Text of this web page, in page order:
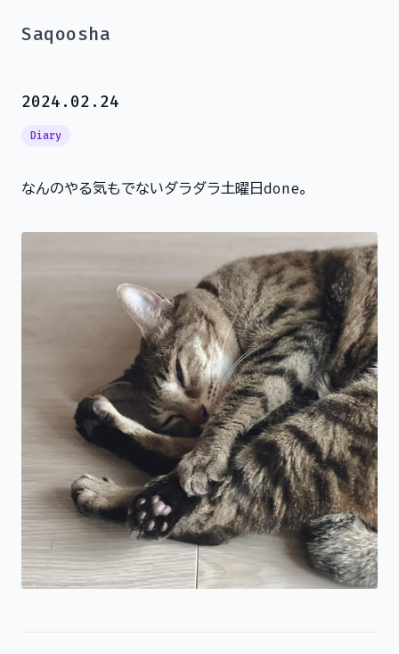
Saqoosha
2024.02.24
Diary
なんのやる気もでないダラダラ土曜日done。